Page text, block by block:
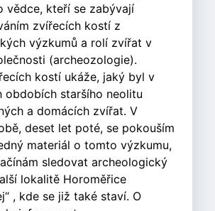
vědce, kteří se zabývají
zvířecích kostí z
výzkumů a rolí zvířat v
(archeozologie).
kostí ukáže, jaký byl v
obdobích staršího neolitu
a domácích zvířat. V
deset let poté, se pokouším
materiál o tomto výzkumu,
sledovat archeologický
lokalitě Horoměřice
, kde se již také staví. O